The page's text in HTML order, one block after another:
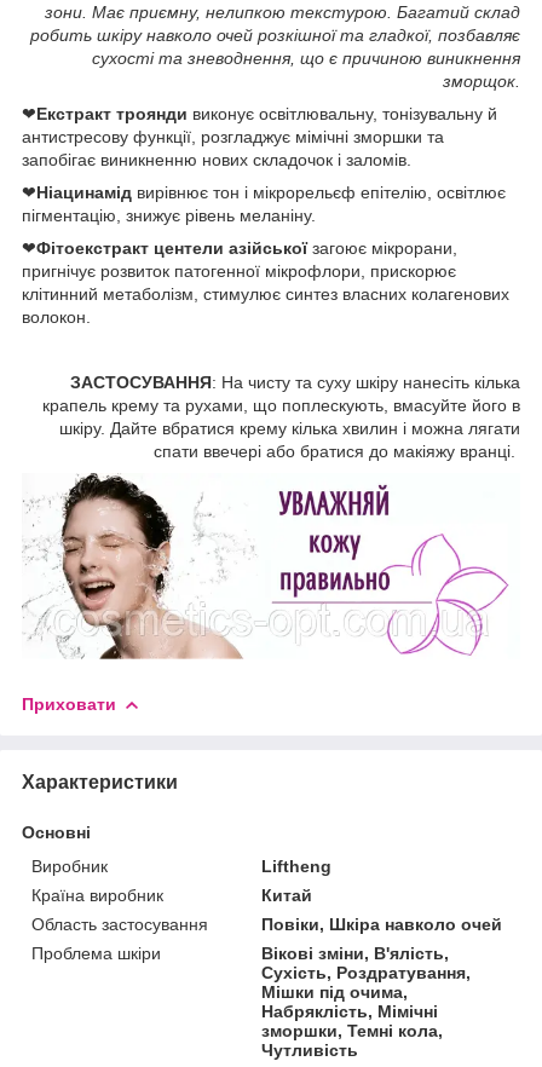
зони. Має приємну, нелипкою текстурою. Багатий склад
робить шкіру навколо очей розкішної та гладкої, позбавляє
сухості та зневоднення, що є причиною виникнення
зморщок.
❤Екстракт троянди виконує освітлювальну, тонізувальну й
антистресову функції, розгладжує мімічні зморшки та
запобігає виникненню нових складочок і заломів.
❤Ніацинамід вирівнює тон і мікрорельєф епітелію, освітлює
пігментацію, знижує рівень меланіну.
❤Фітоекстракт центели азійськоїзагоює мікрорани,
пригнічує розвиток патогенної мікрофлори, прискорює
клітинний метаболізм, стимулює синтез власних колагенових
волокон.
ЗАСТОСУВАННЯ: На чисту та суху шкіру нанесіть кілька
крапель крему та рухами, що поплескують, вмасуйте його в
шкіру. Дайте вбратися крему кілька хвилин і можна лягати
спати ввечері або братися до макіяжу вранці.
Приховати
Характеристики
Основні
Виробник
Liftheng
Країна виробник
Китай
Область застосування
Повіки, Шкіра навколо очей
Проблема шкіри
Вікові зміни, В'ялість,
Сухість, Роздратування,
Мішки під очима,
Набряклість, Мімічні
зморшки, Темні кола,
Чутливість